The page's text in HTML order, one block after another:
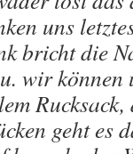
uns
bricht die
wir können
geht es